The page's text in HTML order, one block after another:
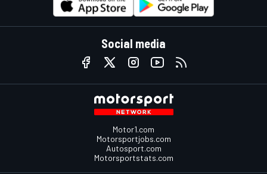
Social media
Motor1.com
Motorsportjobs.com
Autosport.com
Motorsportstats.com